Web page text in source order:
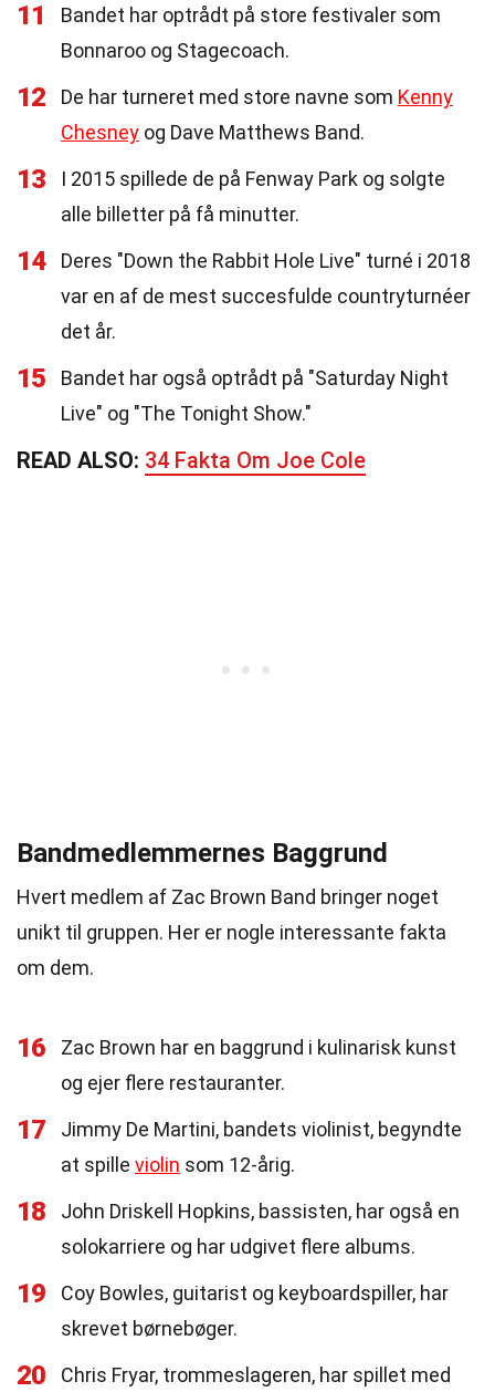
11
Bandet har optrådt på store festivaler som
Bonnaroo og Stagecoach.
12 De har turneret med store navne som Kenny
Chesney og Dave Matthews Band.
13
I 2015 spillede de på Fenway Park og solgte
alle billetter på få minutter.
14
Deres "Down the Rabbit Hole Live" turné i 2018
var en af de mest succesfulde countryturnéer
det år.
15
Bandet har også optrådt på "Saturday Night
Live" og "The Tonight Show."
READ ALSO: 34 Fakta Om Joe Cole
Bandmedlemmernes Baggrund
Hvert medlem af Zac Brown Band bringer noget
unikt til gruppen. Her er nogle interessante fakta
om dem.
16
Zac Brown har en baggrund i kulinarisk kunst
og ejer flere restauranter.
17
Jimmy De Martini, bandets violinist, begyndte
at spille violin som 12-årig.
18
John Driskell Hopkins, bassisten, har også en
solokarriere og har udgivet flere albums.
19
Coy Bowles, guitarist og keyboardspiller, har
skrevet børnebøger.
20
Chris Fryar, trommeslageren, har spillet med